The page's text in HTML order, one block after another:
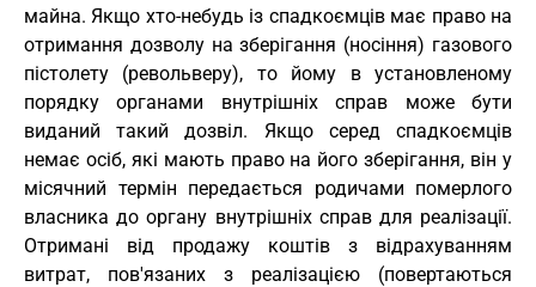
майна. Якщо хто-небудь із спадкоємців має право на
отримання дозволу на зберігання (носіння) газового
пістолету (револьверу), то йому в установленому
порядку органами внутрішніх справ може бути
виданий такий дозвіл. Якщо серед спадкоємців
немає осіб, які мають право на його зберігання, він у
місячний термін передається родичами померлого
власника до органу внутрішніх справ для реалізації.
Отримані від продажу коштів з відрахуванням
витрат, пов'язаних з реалізацією (повертаються